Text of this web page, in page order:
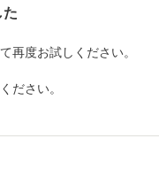
た
再度お試しください。
ださい。